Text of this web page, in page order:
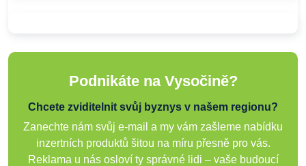
Podnikáte na Vysočině?
Chcete zviditelnit svůj byznys v našem regionu?
Zanechte nám svůj e-mail a my vám zašleme nabídku
inzertních produktů šitou na míru přesně pro vás.
Reklama u nás osloví ty správné lidi – vaše budoucí